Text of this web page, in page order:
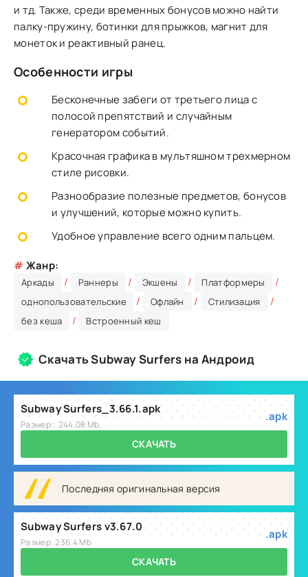
и тд. Также, среди временных бонусов можно найти
палку-пружину, ботинки для прыжков, магнит для
монеток и реактивный ранец.
Особенности игры
Бесконечные забеги от третьего лица с
полосой препятствий и случайным
генератором событий.
Красочная графика в мультяшном трехмерном
стиле рисовки.
Разнообразие полезные предметов, бонусов
и улучшений, которые можно купить.
Удобное управление всего одним пальцем.
# Жанр:
Аркады / Раннеры / Экшены / Платформеры /
однопользовательские / Офлайн / Стилизация /
без кеша / Встроенный кеш
Скачать Subway Surfers на Андроид
Subway Surfers_3.66.1.apk
Размер:: 244.08 Mb,
.apk
СКАЧАТЬ
Последняя оригинальная версия
Subway Surfers v3.67.0
Размер: 236.4 Mb
.apk
СКАЧАТЬ